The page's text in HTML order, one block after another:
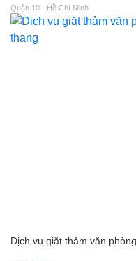
Quận 10 - Hồ Chí Minh
Dịch vụ giặt thảm văn